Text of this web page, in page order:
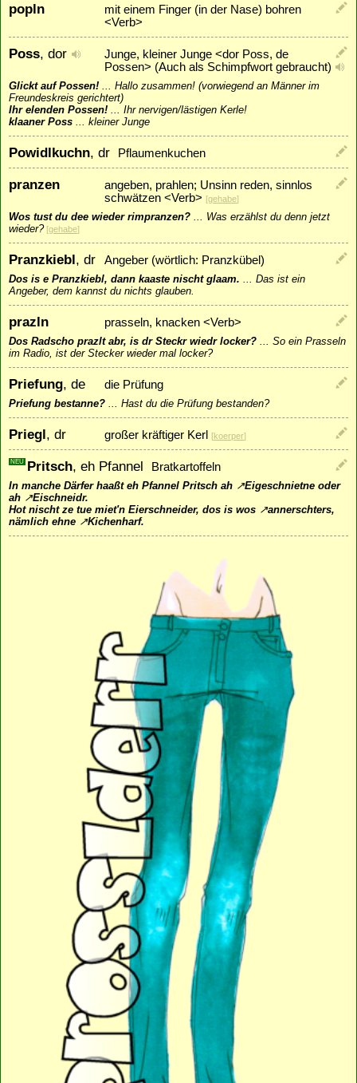
popln
mit einem Finger (in der Nase) bohren
<Verb>
Poss, dor
Junge, kleiner Junge <dor Poss, de
Possen> (Auch als Schimpfwort gebraucht)
Glickt auf Possen! ... Hallo zusammen! (vorwiegend an Männer im
Freundeskreis gerichtert)
Ihr elenden Possen! ... Ihr nervigen/lästigen Kerle!
klaaner Poss ... kleiner Junge
Powidlkuchn, dr Pflaumenkuchen
pranzen
angeben, prahlen; Unsinn reden, sinnlos
schwätzen <Verb> [gehabe]
Wos tust du dee wieder rimpranzen? ... Was erzählst du denn jetzt
wieder?[gehabe]
Pranzkiebl, dr Angeber (wörtlich: Pranzkübel)
Dos is e Pranzkiebl, dann kaaste nischt glaam. ... Das ist ein
Angeber, dem kannst du nichts glauben.
prazln prasseln, knacken <Verb>
Dos Radscho prazlt abr, is dr Steckr wiedr locker? ... So ein Prasseln
im Radio, ist der Stecker wieder mal locker?
Priefung, de die Prüfung
Priefung bestanne? ... Hast du die Prüfung bestanden?
Priegl, dr großer kräftiger Kerl [koerper]
NEU Pritsch, eh Pfannel Bratkartoffeln
In manche Därfer haaßt eh Pfannel Pritsch ah ↗Eigeschnietne oder
ah ↗Eischneidr.
Hot nischt ze tue miet'n Eierschneider, dos is wos ↗annerschters,
nämlich ehne ↗Kichenharf.